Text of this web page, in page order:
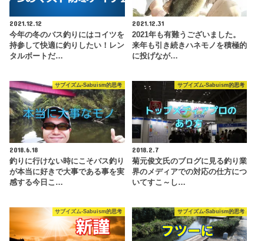
2021.12.12
今年の冬のバス釣りにはコイツを
持参して快適に釣りしたい！レン
タルボートだ…
2021.12.31
2021年も有難うございました。
来年も引き続きハネモノを積極的
に投げなが…
サブイズム-Sabuism的思考
2018.6.18
釣りに行けない時にこそバス釣り
が本当に好きで大事である事を実
感する今日こ…
サブイズム-Sabuism的思考
2018.2.7
菊元俊文氏のブログに見る釣り業
界のメディアでの対応の仕方につ
いてすこ～し…
サブイズム-Sabuism的思考 サブイズム-Sabuism的思考